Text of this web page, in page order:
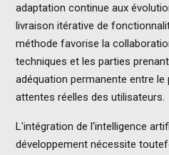
adaptation continue aux
livraison itérative de
méthode favorise la
techniques et les parties
adéquation permanente entre
attentes réelles des utilisateurs.
L'intégration de l'intelligence
développement nécessite